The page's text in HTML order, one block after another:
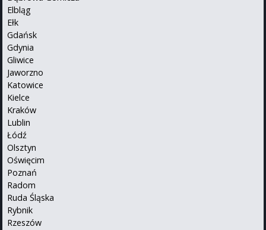
Elbląg
Ełk
Gdańsk
Gdynia
Gliwice
Jaworzno
Katowice
Kielce
Kraków
Lublin
Łódź
Olsztyn
Oświęcim
Poznań
Radom
Ruda Śląska
Rybnik
Rzeszów